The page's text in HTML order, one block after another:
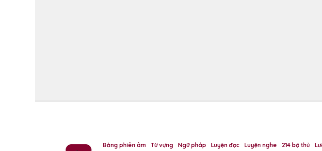
Bảng phiên âm Từ vựng Ngữ pháp Luyện đọc Luyện nghe 214 bộ thủ